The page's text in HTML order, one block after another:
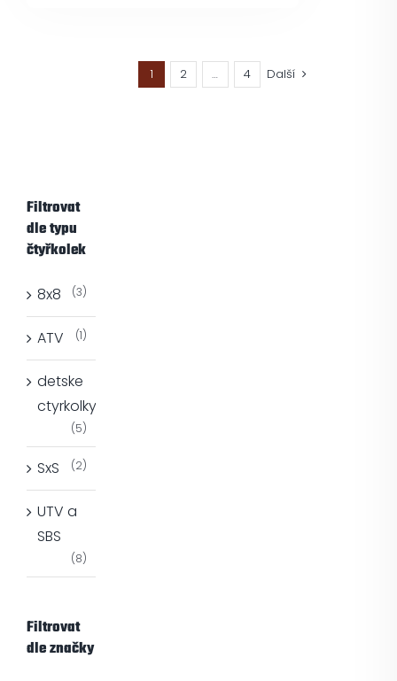
1 2 … 4 Další
Filtrovat
dle typu
čtyřkolek
8x8 (3)
ATV (1)
detske
ctyrkolky
(5)
SxS (2)
UTV a
SBS
(8)
Filtrovat
dle značky